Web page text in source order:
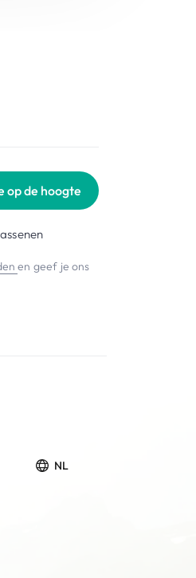
op de hoogte
en geef je ons
NL